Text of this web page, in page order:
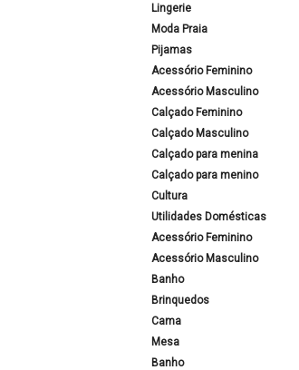
Lingerie
Moda Praia
Pijamas
Acessório Feminino
Acessório Masculino
Calçado Feminino
Calçado Masculino
Calçado para menina
Calçado para menino
Cultura
Utilidades Domésticas
Acessório Feminino
Acessório Masculino
Banho
Brinquedos
Cama
Mesa
Banho